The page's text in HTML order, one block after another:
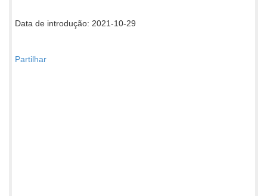
Data de introdução: 2021-10-29
Partilhar